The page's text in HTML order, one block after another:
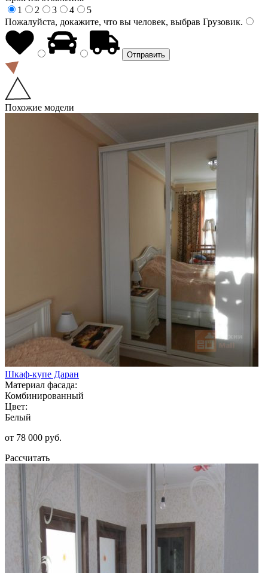
1
2 3 4
5
Пожалуйста, докажите, что вы человек, выбрав Грузовик.
Похожие модели
Шкаф-купе Даран
Материал фасада:
Комбинированный
Цвет:
Белый
от 78 000 руб.
Рассчитать